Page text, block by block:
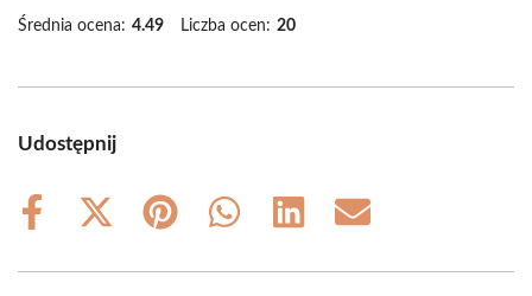
Średnia ocena: 4.49 Liczba ocen: 20
Udostępnij
Share
Share
(Twitter)
Share
Share
Share
Share